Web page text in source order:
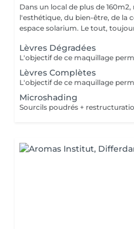
Dans un local de plus de
l'esthétique, du bien-être, de la
espace solarium. Le tout,
Lèvres Dégradées
Lèvres Complètes
Microshading